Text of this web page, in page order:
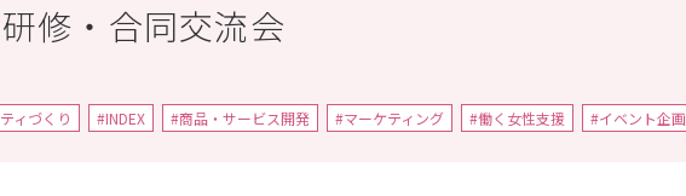
修・合同交流会
ィづくり #INDEX #商品・サービス開発 #マーケティング #働く女性支援 #イベント企画